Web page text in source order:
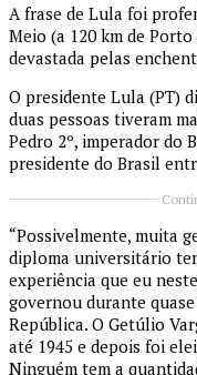
A frase de Lula foi
Meio (a 120 km de
devastada pelas
O presidente Lula (PT)
duas pessoas tiveram
Pedro 2º, imperador do
presidente do Brasil
“Possivelmente, muita
diploma universitário
experiência que eu
governou durante
República. O Getúlio
até 1945 e depois foi
Ninguém tem a